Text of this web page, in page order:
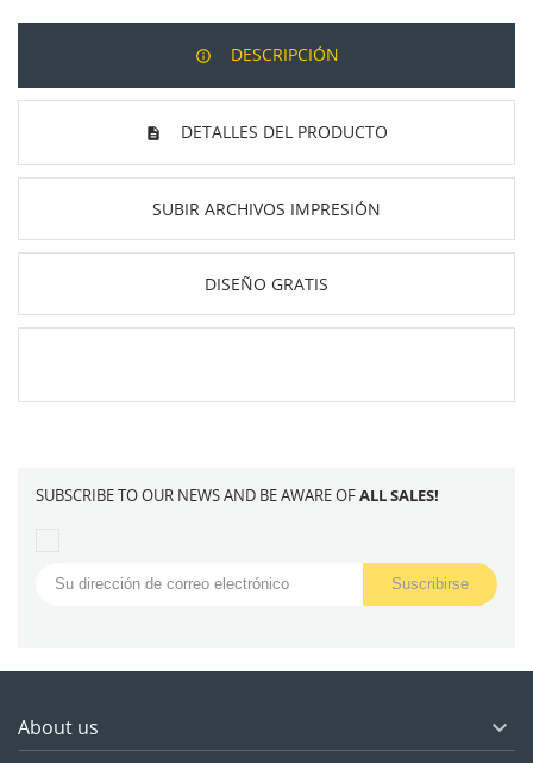
DESCRIPCIÓN
DETALLES DEL PRODUCTO
SUBIR ARCHIVOS IMPRESIÓN
DISEÑO GRATIS
SUBSCRIBE TO OUR NEWS AND BE AWARE OFALL SALES!
About us 